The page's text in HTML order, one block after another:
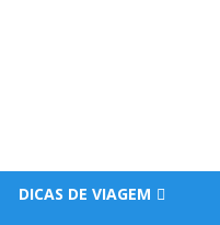
DICAS DE VIAGEM